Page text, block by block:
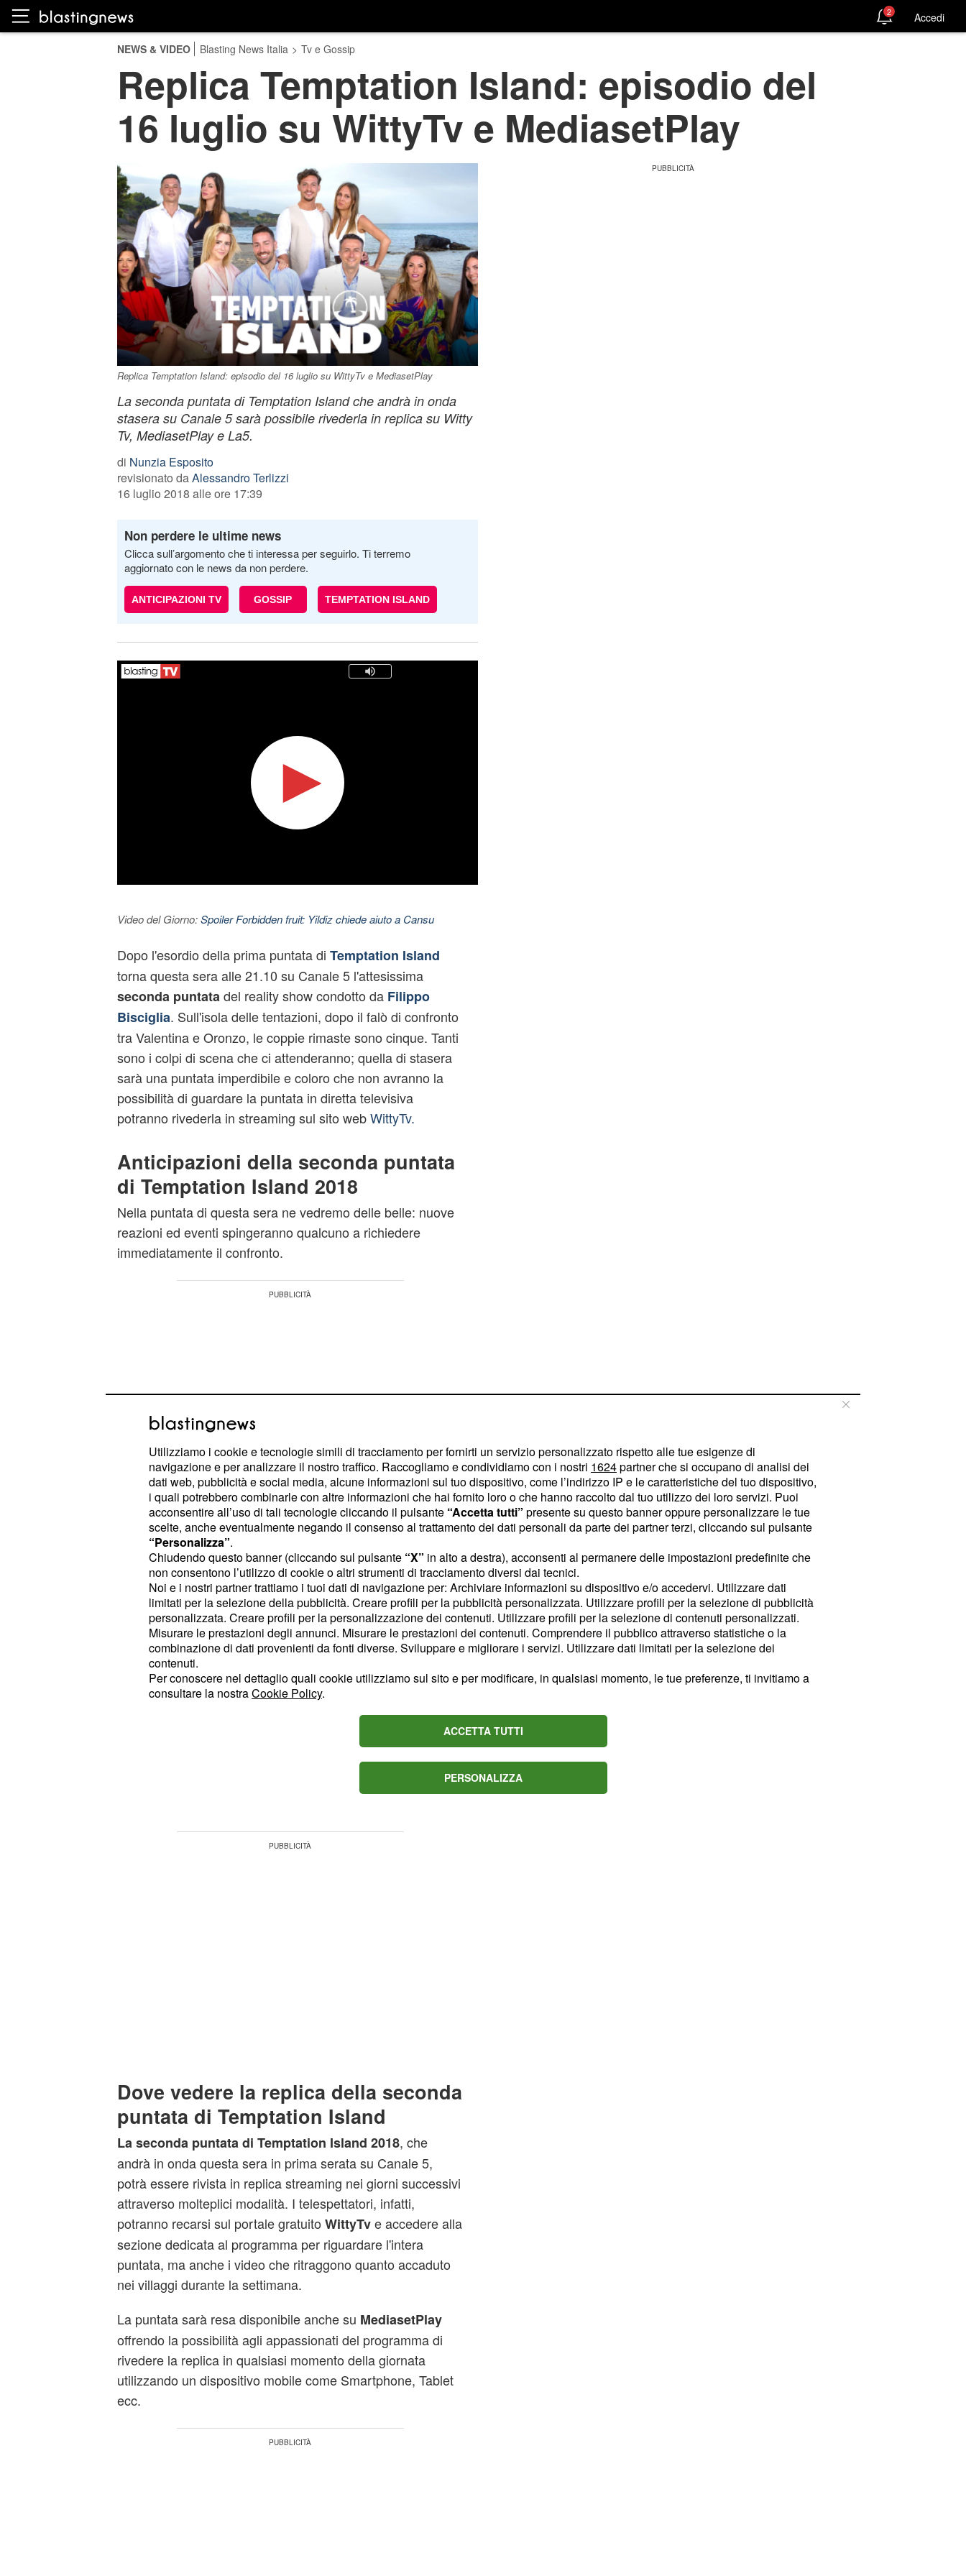
2 Accedi
NEWS & VIDEO Blasting News Italia > Tv e Gossip
Replica Temptation Island: episodio del
16 luglio su WittyTv e MediasetPlay
Replica Temptation Island: episodio del 16 luglio su WittyTv e MediasetPlay
La seconda puntata di Temptation Island che andrà in onda
stasera su Canale 5 sarà possibile rivederla in replica su Witty
Tv, MediasetPlay e La5.
di Nunzia Esposito
revisionato daAlessandro Terlizzi
16 luglio 2018 alle ore 17:39
Non perdere le ultime news
Clicca sull’argomento che ti interessa per seguirlo. Ti terremo
aggiornato con le news da non perdere.
ANTICIPAZIONI TV GOSSIP TEMPTATION ISLAND
Video del Giorno:Spoiler Forbidden fruit: Yildiz chiede aiuto a Cansu
Dopo l'esordio della prima puntata di Temptation Island
torna questa sera alle 21.10 su Canale 5 l'attesissima
seconda puntata del reality show condotto da Filippo
Bisciglia. Sull'isola delle tentazioni, dopo il falò di confronto
tra Valentina e Oronzo, le coppie rimaste sono cinque. Tanti
sono i colpi di scena che ci attenderanno; quella di stasera
sarà una puntata imperdibile e coloro che non avranno la
possibilità di guardare la puntata in diretta televisiva
potranno rivederla in streaming sul sito webWittyTv.
Anticipazioni della seconda puntata
di Temptation Island 2018
Nella puntata di questa sera ne vedremo delle belle: nuove
reazioni ed eventi spingeranno qualcuno a richiedere
immediatamente il confronto.
Protagonisti della serata saranno di nuovo
Valentina,la coppia uscita dal programma la scorsa
settimana da separati, ma che questa sera ritornerà con un
nuovo falò richiesto da Oronzo per scusarsi con la fidanzata.
Inoltre, sull'isola delle tentazioni approderà la dama più
famosa del Trono Over di Uomini e Donne,Gemma
Galgani, che avrà l'importante compito di consolare l'amica
Ida Platano che soffre per le continue avance che il suo
fidanzato riserva alle tentatrici del villaggio. Stando ad
alcune indiscrezioni che circolano sul web, un nuovo falò di
Ida Platanoche decide di
dire addio al suo fidanzato Riccardo Guarnieri. Per saperne
di più non vi resta che seguire la puntata che andrà in onda
Dove vedere la replica della seconda
puntata di Temptation Island
La seconda puntata di Temptation Island 2018, che
andrà in onda questa sera in prima serata su Canale 5,
potrà essere rivista in replica streaming nei giorni successivi
attraverso molteplici modalità. I telespettatori, infatti,
potranno recarsi sul portale gratuito WittyTve accedere alla
sezione dedicata al programma per riguardare l'intera
puntata, ma anche i video che ritraggono quanto accaduto
nei villaggi durante la settimana.
La puntata sarà resa disponibile anche su MediasetPlay
offrendo la possibilità agli appassionati del programma di
rivedere la replica in qualsiasi momento della giornata
utilizzando un dispositivo mobile come Smartphone, Tablet
ecc.
Utilizziamo i cookie e tecnologie simili di tracciamento per fornirti un servizio personalizzato rispetto alle tue esigenze di
navigazione e per analizzare il nostro traffico. Raccogliamo e condividiamo con i nostri 1624partner che si occupano di analisi dei
dati web, pubblicità e social media, alcune informazioni sul tuo dispositivo, come l’indirizzo IP e le caratteristiche del tuo dispositivo,
i quali potrebbero combinarle con altre informazioni che hai fornito loro o che hanno raccolto dal tuo utilizzo dei loro servizi. Puoi
acconsentire all’uso di tali tecnologie cliccando il pulsante “Accetta tutti” presente su questo banner oppure personalizzare le tue
scelte, anche eventualmente negando il consenso al trattamento dei dati personali da parte dei partner terzi, cliccando sul pulsante
“Personalizza”.
Chiudendo questo banner (cliccando sul pulsante “X” in alto a destra), acconsenti al permanere delle impostazioni predefinite che
non consentono l’utilizzo di cookie o altri strumenti di tracciamento diversi dai tecnici.
Noi e i nostri partner trattiamo i tuoi dati di navigazione per: Archiviare informazioni su dispositivo e/o accedervi. Utilizzare dati
limitati per la selezione della pubblicità. Creare profili per la pubblicità personalizzata. Utilizzare profili per la selezione di pubblicità
personalizzata. Creare profili per la personalizzazione dei contenuti. Utilizzare profili per la selezione di contenuti personalizzati.
Misurare le prestazioni degli annunci. Misurare le prestazioni dei contenuti. Comprendere il pubblico attraverso statistiche o la
combinazione di dati provenienti da fonti diverse. Sviluppare e migliorare i servizi. Utilizzare dati limitati per la selezione dei
contenuti.
Per conoscere nel dettaglio quali cookie utilizziamo sul sito e per modificare, in qualsiasi momento, le tue preferenze, ti invitiamo a
consultare la nostraCookie Policy.
ACCETTA TUTTI
PERSONALIZZA